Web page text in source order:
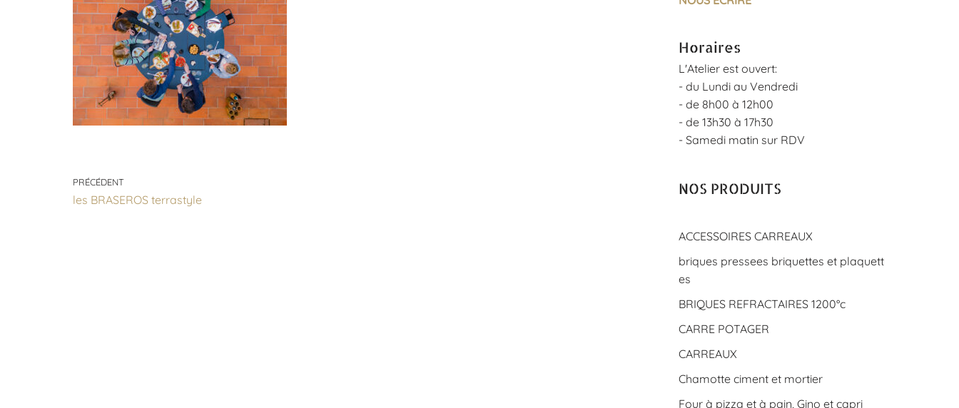
PRÉCÉDENT
les BRASEROS terrastyle
Horaires
L'Atelier est ouvert:
- du Lundi au Vendredi
- de 8h00 à 12h00
- de 13h30 à 17h30
- Samedi matin sur RDV
NOS PRODUITS
ACCESSOIRES CARREAUX
briques pressees briquettes et plaquett
es
BRIQUES REFRACTAIRES 1200°c
CARRE POTAGER
CARREAUX
Chamotte ciment et mortier
Four à pizza et à pain, Gino et capri